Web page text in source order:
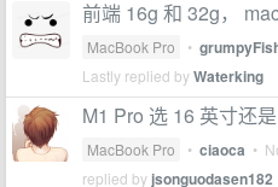
前端 16g 和 32g，
MacBook Pro •
Lastly replied byWaterking
M1 Pro 选 16 英寸还是
MacBook Pro • ciaoca •
replied by jsonguodasen182